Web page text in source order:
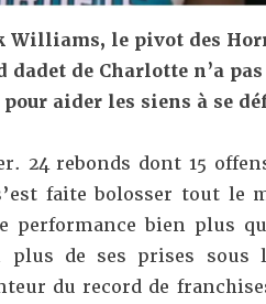
Williams, le pivot des
de Charlotte n’a pas
aider les siens à se
24 rebonds dont 15
faite bolosser tout le
bien plus
de ses prises sous
du record de